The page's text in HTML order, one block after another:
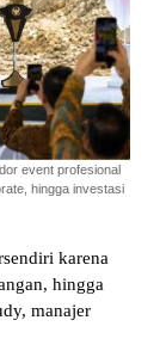
event profesional
hingga investasi
karena
hingga
manajer